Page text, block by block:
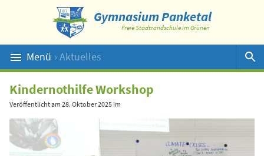
Gymnasium Panketal
Freie Stadtrandschule im Grünen
Menü › Aktuelles
Suche
Kindernothilfe Workshop
Veröffentlicht am 28. Oktober 2025 im